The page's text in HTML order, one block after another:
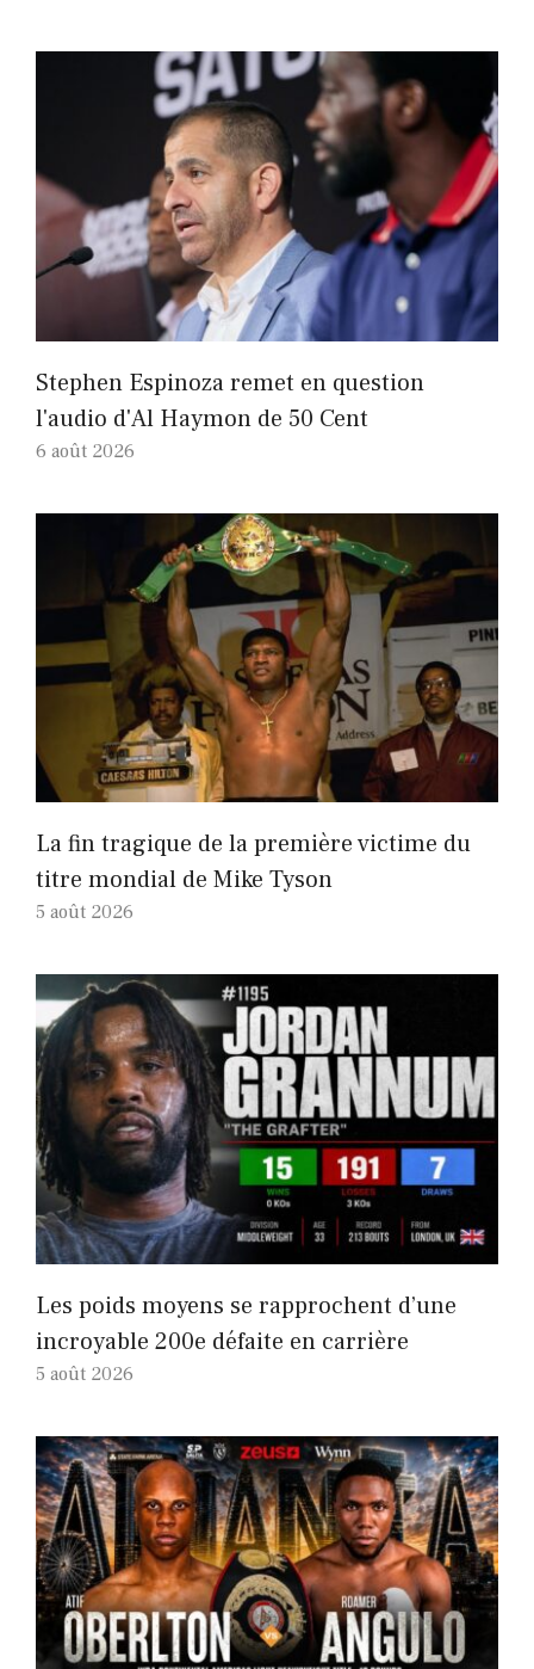
Stephen Espinoza remet en question
l'audio d'Al Haymon de 50 Cent
6 août 2026
La fin tragique de la première victime du
titre mondial de Mike Tyson
5 août 2026
Les poids moyens se rapprochent d’une
incroyable 200e défaite en carrière
5 août 2026